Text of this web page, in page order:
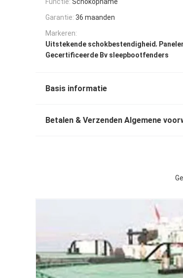
Functie: Schokopname
Garantie: 36 maanden
Markeren:
Uitstekende schokbestendigheid,
Gecertificeerde Bv sleepbootfenders
Basis informatie
Betalen & Verzenden Algemene